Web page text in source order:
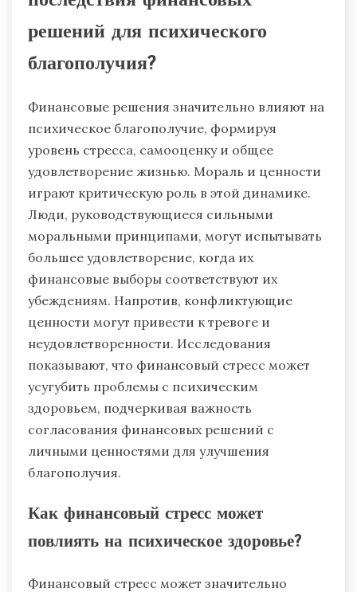
решений для психического
благополучия?
Финансовые решения значительно влияют на
психическое благополучие, формируя
уровень стресса, самооценку и общее
удовлетворение жизнью. Мораль и ценности
играют критическую роль в этой динамике.
Люди, руководствующиеся сильными
моральными принципами, могут испытывать
большее удовлетворение, когда их
финансовые выборы соответствуют их
убеждениям. Напротив, конфликтующие
ценности могут привести к тревоге и
неудовлетворенности. Исследования
показывают, что финансовый стресс может
усугубить проблемы с психическим
здоровьем, подчеркивая важность
согласования финансовых решений с
личными ценностями для улучшения
благополучия.
Как финансовый стресс может
повлиять на психическое здоровье?
Финансовый стресс может значительно